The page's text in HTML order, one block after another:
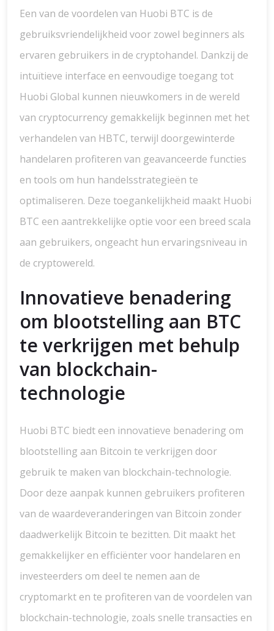
Een van de voordelen van Huobi BTC is de
gebruiksvriendelijkheid voor zowel beginners als
ervaren gebruikers in de cryptohandel. Dankzij de
intuïtieve interface en eenvoudige toegang tot
Huobi Global kunnen nieuwkomers in de wereld
van cryptocurrency gemakkelijk beginnen met het
verhandelen van HBTC, terwijl doorgewinterde
handelaren profiteren van geavanceerde functies
en tools om hun handelsstrategieën te
optimaliseren. Deze toegankelijkheid maakt Huobi
BTC een aantrekkelijke optie voor een breed scala
aan gebruikers, ongeacht hun ervaringsniveau in
de cryptowereld.
Innovatieve benadering
om blootstelling aan BTC
te verkrijgen met behulp
van blockchain-
technologie
Huobi BTC biedt een innovatieve benadering om
blootstelling aan Bitcoin te verkrijgen door
gebruik te maken van blockchain-technologie.
Door deze aanpak kunnen gebruikers profiteren
van de waardeveranderingen van Bitcoin zonder
daadwerkelijk Bitcoin te bezitten. Dit maakt het
gemakkelijker en efficiënter voor handelaren en
investeerders om deel te nemen aan de
cryptomarkt en te profiteren van de voordelen van
blockchain-technologie, zoals snelle transacties en